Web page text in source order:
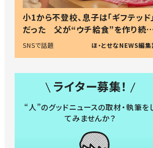
小1から不登校、息子は「ギフテッド」
だった 父が“ウチ給食”を作り続
る理由とは #令和の親 #令和の子
SNSで話題 ほ・とせなNEWS編集
ライター募集！
“人”のグッドニュースの取材・執筆を
てみませんか？